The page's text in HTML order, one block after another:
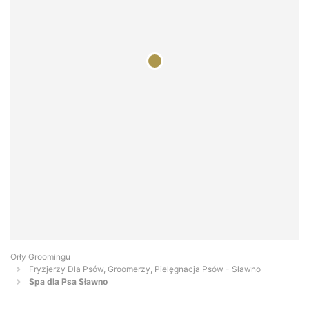
Orły Groomingu
Fryzjerzy Dla Psów, Groomerzy, Pielęgnacja Psów - Sławno
Spa dla Psa Sławno